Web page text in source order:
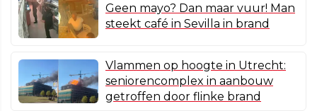
Geen mayo? Dan maar vuur! Man
steekt café in Sevilla in brand
Vlammen op hoogte in Utrecht:
seniorencomplex in aanbouw
getroffen door flinke brand